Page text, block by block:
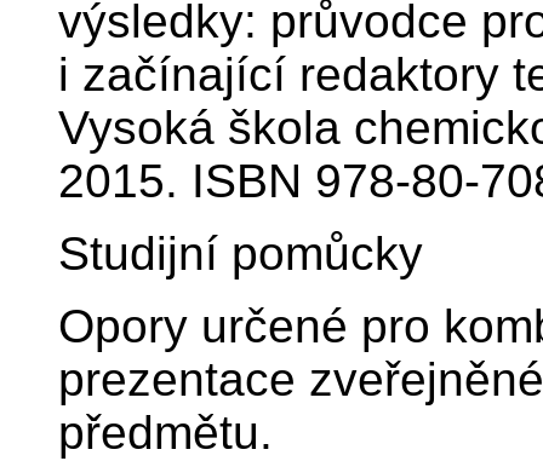
výsledky: průvodce
i začínající redaktory
Vysoká škola
2015. ISBN 978-80-
Studijní pomůcky
Opory určené pro
prezentace
předmětu.